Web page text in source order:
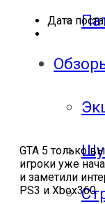
Дата
GTA 5 только
игроки уже
и заметили
PS3 и Xbox360.